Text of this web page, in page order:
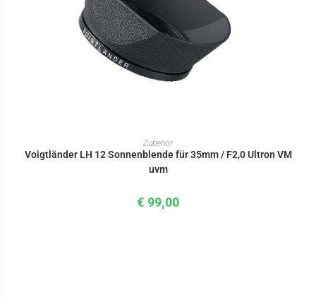
IN DEN WARENKORB
Zubehör
Voigtländer LH 12 Sonnenblende für 35mm / F2,0 Ultron VM
uvm
€ 99,00